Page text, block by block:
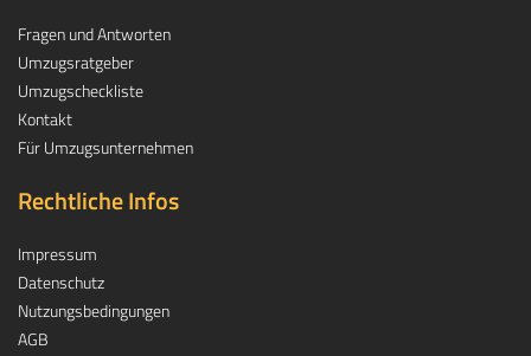
Fragen und Antworten
Umzugsratgeber
Umzugscheckliste
Kontakt
Für Umzugsunternehmen
Rechtliche Infos
Impressum
Datenschutz
Nutzungsbedingungen
AGB